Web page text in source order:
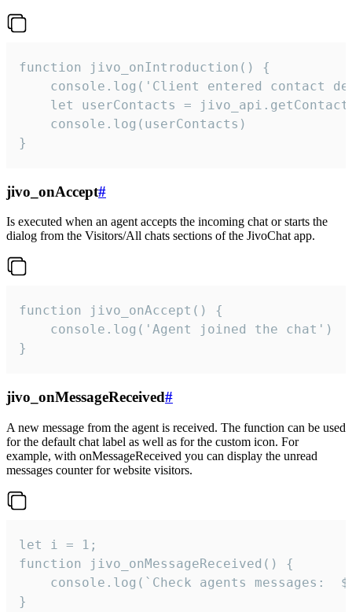
function jivo_onIntroduction() {
console.log('Client entered contact
let userContacts =
    console.log(userContacts)
}
jivo_onAccept#
Is executed when an agent accepts the incoming chat or starts the
dialog from the Visitors/All chats sections of the JivoChat app.
function jivo_onAccept() {
}
jivo_onMessageReceived#
A new message from the agent is received. The function can be used
for the default chat label as well as for the custom icon. For
example, with onMessageReceived you can display the unread
messages counter for website visitors.
let i = 1;
function jivo_onMessageReceived() {
}